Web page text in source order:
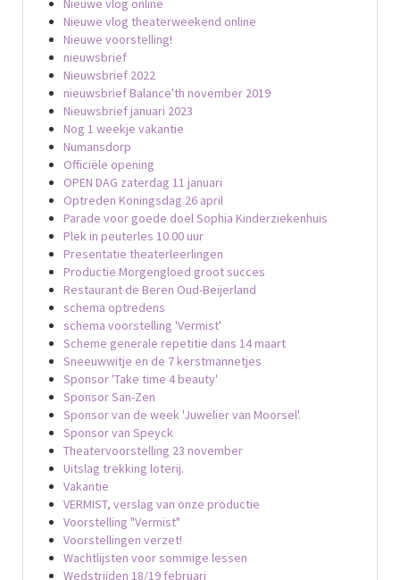
Nieuwe vlog online
Nieuwe vlog theaterweekend online
Nieuwe voorstelling!
nieuwsbrief
Nieuwsbrief 2022
nieuwsbrief Balance'th november 2019
Nieuwsbrief januari 2023
Nog 1 weekje vakantie
Numansdorp
Officiële opening
OPEN DAG zaterdag 11 januari
Optreden Koningsdag 26 april
Parade voor goede doel Sophia Kinderziekenhuis
Plek in peuterles 10.00 uur
Presentatie theaterleerlingen
Productie Morgengloed groot succes
Restaurant de Beren Oud-Beijerland
schema optredens
schema voorstelling 'Vermist'
Scheme generale repetitie dans 14 maart
Sneeuwwitje en de 7 kerstmannetjes
Sponsor 'Take time 4 beauty'
Sponsor San-Zen
Sponsor van de week 'Juwelier van Moorsel'.
Sponsor van Speyck
Theatervoorstelling 23 november
Uitslag trekking loterij.
Vakantie
VERMIST, verslag van onze productie
Voorstelling "Vermist"
Voorstellingen verzet!
Wachtlijsten voor sommige lessen
Wedstrijden 18/19 februari